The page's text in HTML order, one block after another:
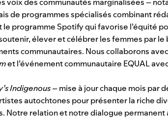
de programmes spécialisés combinant
le programme Spotify qui favorise l’équité
élever et célébrer les femmes par
communautaires. Nous collaborons
et l’événement communautaire EQUAL
Indigenous– mise à jour chaque mois par
autochtones pour présenter la riche
Notre relation et notre dialogue permanent